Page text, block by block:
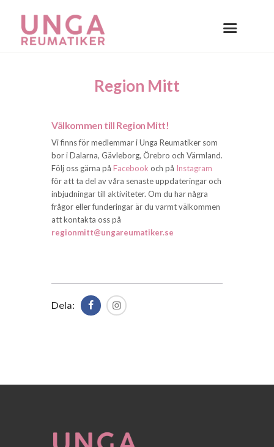
Region Mitt
Välkommen till Region Mitt!
Vi finns för medlemmar i Unga Reumatiker som
bor i Dalarna, Gävleborg, Örebro och Värmland.
Följ oss gärna på Facebook och på Instagram
för att ta del av våra senaste uppdateringar och
inbjudningar till aktiviteter. Om du har några
frågor eller funderingar är du varmt välkommen
att kontakta oss på
regionmitt@ungareumatiker.se
Dela: